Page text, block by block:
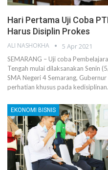
Hari Pertama Uji Coba
Harus Disiplin Prokes
ALI NASHOKHA 5 Apr 2021
SEMARANG – Uji coba
Tengah mulai dilaksanakan Senin
SMA Negeri 4 Semarang,
perhatian khusus pada
EKONOMI BISNIS